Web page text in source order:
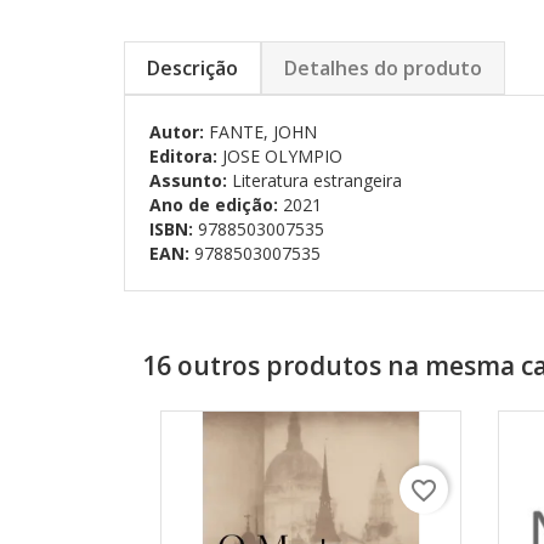
Descrição Detalhes do produto
Autor: FANTE, JOHN
Editora: JOSE OLYMPIO
Assunto: Literatura estrangeira
Ano de edição: 2021
ISBN: 9788503007535
EAN: 9788503007535
16 outros produtos na mesma
favorite_border